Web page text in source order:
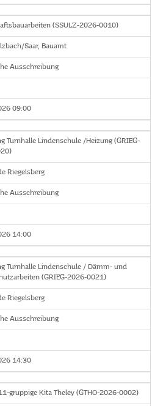
(SSULZ-2026-0010)
Saar, Bauamt
Ausschreibung
09:00
Turnhalle Lindenschule /Heizung (GRIEG-
Riegelsberg
Ausschreibung
14:00
Turnhalle Lindenschule / Dämm- und
(GRIEG-2026-0021)
Riegelsberg
Ausschreibung
14:30
gruppige Kita Theley (GTHO-2026-0002)